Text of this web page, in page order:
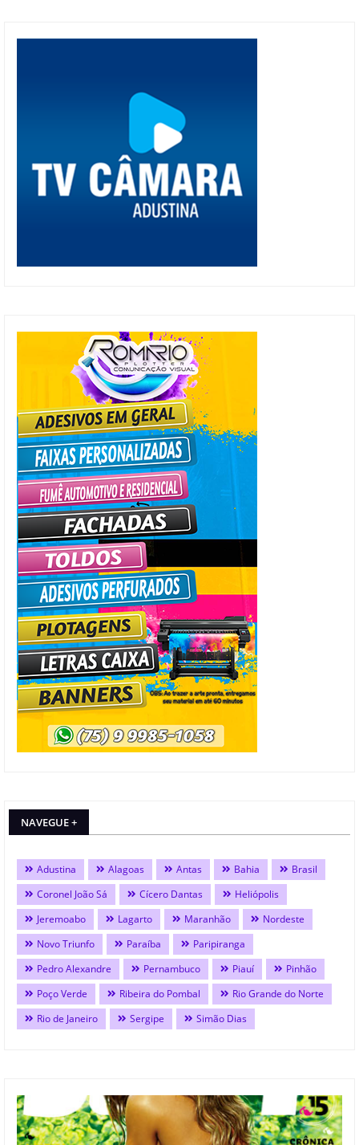
NAVEGUE +
Adustina Alagoas Antas Bahia
Brasil
Coronel João Sá
Cícero Dantas
Heliópolis
Jeremoabo
Lagarto Maranhão
Nordeste
Novo Triunfo
Paraíba
Paripiranga
Pedro Alexandre
Pernambuco Piauí
Pinhão
Poço Verde
Ribeira do Pombal
Rio Grande do Norte
Rio de Janeiro
Sergipe Simão Dias